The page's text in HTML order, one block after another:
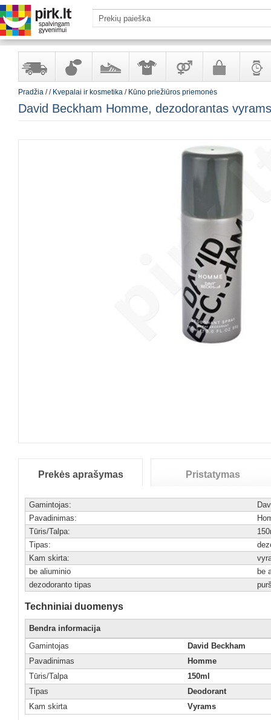
sandėlyje
ir
kosmetika
ir
aksesuarai
suaugusiems
ir
Pradžia // Kvepalai ir kosmetika / Kūno priežiūros priemonės
David Beckham Homme, dezodorantas
Prekės aprašymas Pristatymas
Gamintojas:
Pavadinimas:
Tūris/Talpa:
Tipas:
Kam skirta:
be aliuminio
be
dezodoranto tipas
Techniniai duomenys
Bendra informacija
Gamintojas
David Beckham
Pavadinimas
Homme
Tūris/Talpa
150ml
Tipas
Deodorant
Kam skirta
Vyrams